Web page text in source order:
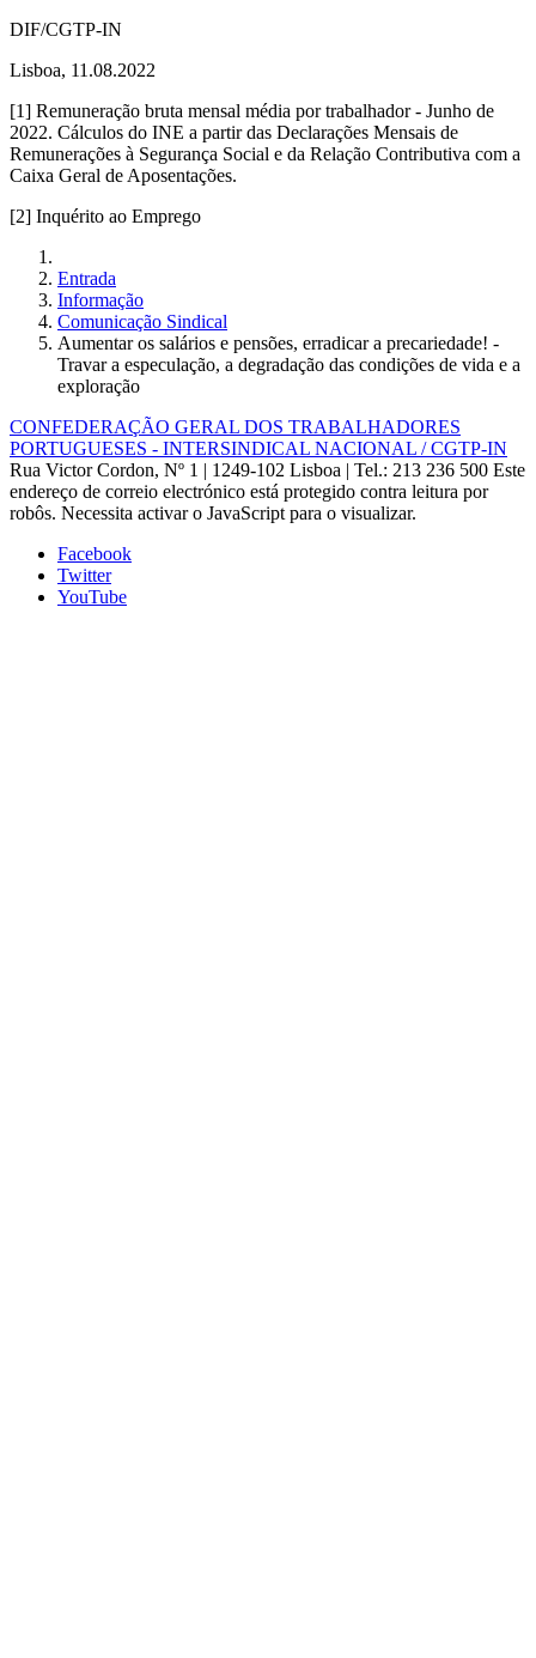
DIF/CGTP-IN
Lisboa, 11.08.2022
[1] Remuneração bruta mensal média por trabalhador - Junho de
2022. Cálculos do INE a partir das Declarações Mensais de
Remunerações à Segurança Social e da Relação Contributiva com a
Caixa Geral de Aposentações.
[2] Inquérito ao Emprego
Entrada
Informação
Comunicação Sindical
Aumentar os salários e pensões, erradicar a precariedade! -
Travar a especulação, a degradação das condições de vida e a
exploração
CONFEDERAÇÃO GERAL DOS TRABALHADORES
PORTUGUESES - INTERSINDICAL NACIONAL / CGTP-IN
Rua Victor Cordon, Nº 1 | 1249-102 Lisboa | Tel.: 213 236 500 Este
endereço de correio electrónico está protegido contra leitura por
robôs. Necessita activar o JavaScript para o visualizar.
Facebook
Twitter
YouTube